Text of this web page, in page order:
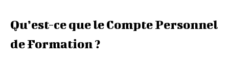
Qu’est-ce que le Compte Personnel
de Formation ?